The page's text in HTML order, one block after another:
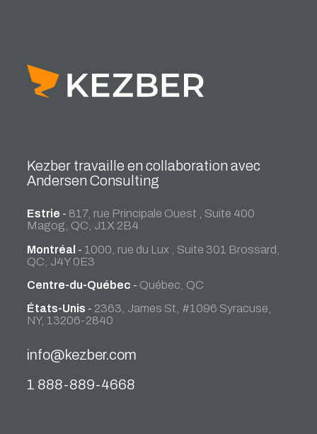
Kezber travaille en collaboration avec
Andersen Consulting
Estrie - 817, rue Principale Ouest , Suite 400
Magog, QC, J1X 2B4
Montréal - 1000, rue du Lux , Suite 301 Brossard,
QC, J4Y 0E3
Centre-du-Québec - Québec, QC
États-Unis - 2363, James St, #1096 Syracuse,
NY, 13206-2840
info@kezber.com
1 888-889-4668